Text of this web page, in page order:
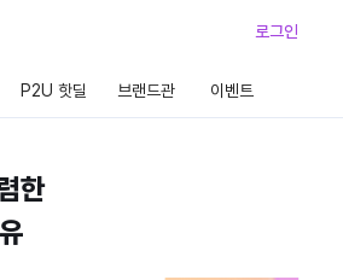
로그인
P2U 핫딜 브랜드관 이벤트